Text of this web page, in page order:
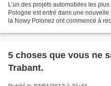
L’un des projets automobiles les
Pologne est entré dans une
la Nowy Polonez ont commencé à
5 choses que vous ne
Trabant.